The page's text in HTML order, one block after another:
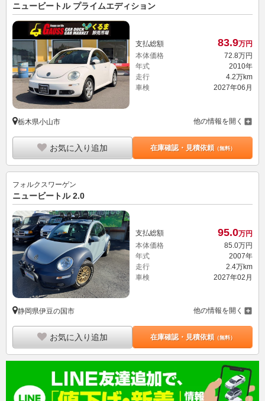
ニュービートル プライムエディション
支払総額 83.9万円
本体価格
72.8万円
年式
2010年
走行
4.2万km
車検
2027年06月
栃木県小山市 他の情報を開く
お気に入り追加 在庫確認・見積依頼（無料）
フォルクスワーゲン
ニュービートル 2.0
支払総額 95.0万円
本体価格
85. 0万円
年式
2007年
走行
2.4万km
車検
2027年02月
静岡県伊豆の国市 他の情報を開く
お気に入り追加 在庫確認・見積依頼（無料）